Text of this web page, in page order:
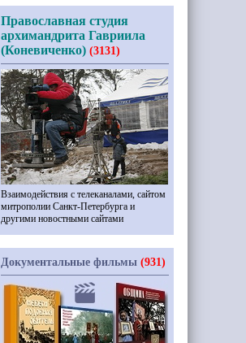
Православная студия
архимандрита Гавриила
(Коневиченко) (3131)
Взаимодействия с телеканалами, сайтом
митрополии Санкт-Петербурга и
другими новостными сайтами
Документальные фильмы (931)